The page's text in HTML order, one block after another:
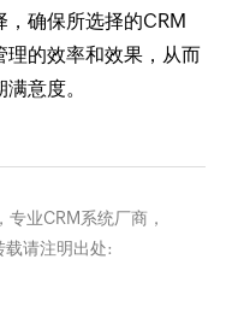
，确保所选择的CRM
理的效率和效果，从而
意度。
业CRM系统厂商，
载请注明出处: